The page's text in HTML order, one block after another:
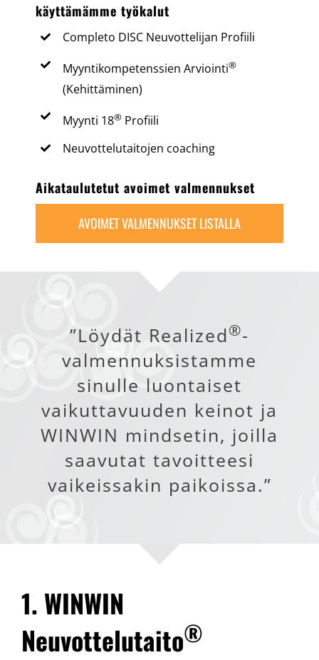
käyttämämme työkalut
Completo DISC Neuvottelijan Profiili
Myyntikompetenssien Arviointi®
(Kehittäminen)
Myynti 18® Profiili
Neuvottelutaitojen coaching
Aikataulutetut avoimet valmennukset
AVOIMET VALMENNUKSET LISTALLA
”Löydät Realized®-
valmennuksistamme
sinulle luontaiset
vaikuttavuuden keinot ja
WINWIN mindsetin, joilla
saavutat tavoitteesi
vaikeissakin paikoissa.”
1. WINWIN
Neuvottelutaito®